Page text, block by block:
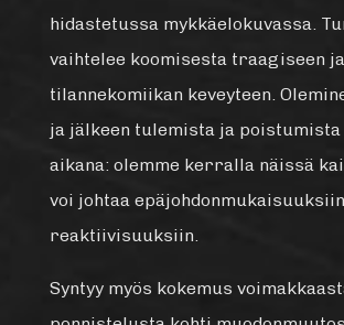
hidastetussa mykkäelokuvassa.
vaihtelee koomisesta traagiseen
tilannekomiikan keveyteen.
ja jälkeen tulemista ja poistumista
aikana: olemme kerralla näissä
voi johtaa
reaktiivisuuksiin.
Syntyy myös kokemus